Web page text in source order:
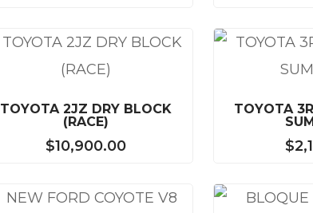
TOYOTA 2JZ DRY BLOCK
(RACE)
$10,900.00
TOYOTA
$